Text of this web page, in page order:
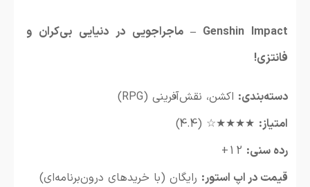
Genshin Impact – ماجراجویی در دنیایی بی‌کران و
فانتزی!
دسته‌بندی: اکشن، نقش‌آفرینی (RPG)
امتیاز: ★★★★☆ (4.4)
رده سنی:
قیمت در اپ استور: رایگان (با خریدهای درون‌برنامه‌ای)